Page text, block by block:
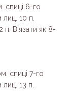
спиці 6-го
лиц. 10 п.
п. В’язати як 8-
спиці 7-го
лиц. 13 п.